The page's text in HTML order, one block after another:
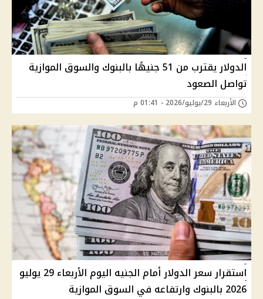
الدولار يقترب من 51 جنيهًا بالبنوك والسوق الموازية
تواصل الصعود
الأربعاء 29/يوليو/2026 - 01:41 م
استقرار سعر الدولار أمام الجنيه اليوم الأربعاء 29 يوليو
2026 بالبنوك وارتفاعه في السوق الموازية